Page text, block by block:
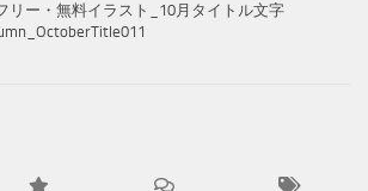
リー・無料イラスト_10月タイトル文字